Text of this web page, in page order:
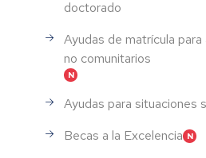
doctorado
Ayudas de matrícula
no comunitarios
Ayudas para situaciones
Becas a la Excelencia